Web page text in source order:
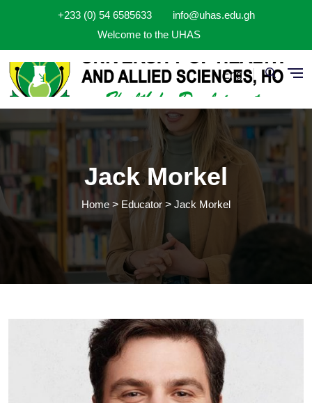
+233 (0) 54 6585633
info@uhas.edu.gh
Welcome to the UHAS
Eng
Jack Morkel
Home Educator Jack Morkel